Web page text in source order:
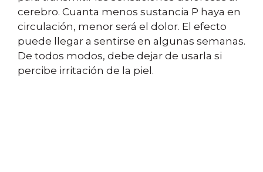
cerebro. Cuanta menos sustancia P haya en
circulación, menor será el dolor. El efecto
puede llegar a sentirse en algunas semanas.
De todos modos, debe dejar de usarla si
percibe irritación de la piel.